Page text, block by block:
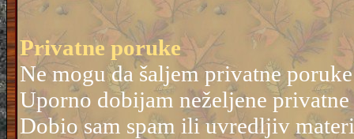
Privatne poruke
Ne mogu da šaljem privatne
Uporno dobijam neželjene
Dobio sam spam ili uvredljiv